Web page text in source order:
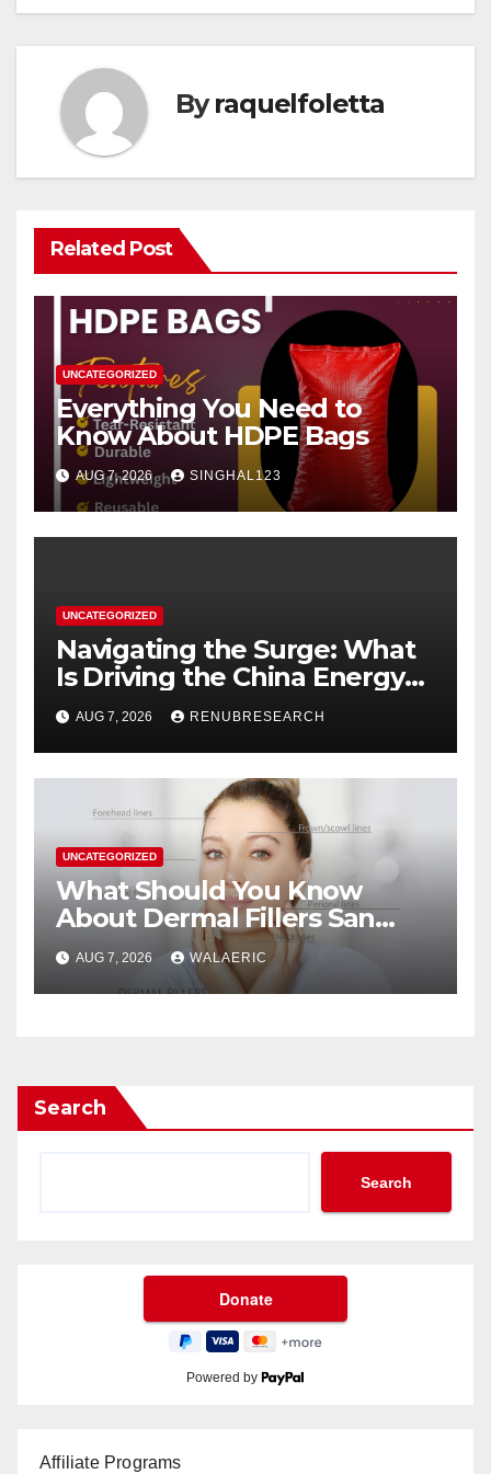
Byraquelfoletta
Related Post
UNCATEGORIZED
Everything You Need to
Know About HDPE Bags
AUG 7, 2026 SINGHAL123
UNCATEGORIZED
Navigating the Surge: What
Is Driving the China Energy
Drinks Market Growth
Through 2034?
AUG 7, 2026 RENUBRESEARCH
UNCATEGORIZED
What Should You Know
About Dermal Fillers San
Jose Longevity?
AUG 7, 2026 WALAERIC
Search
Search
Powered by
Affiliate Programs